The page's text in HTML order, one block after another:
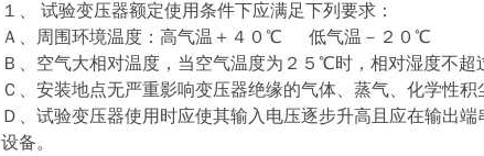
１、 试验变压器额定使用条件下应满足下列要求：
Ａ、周围环境温度：高气温＋４０℃ 低气温－２０℃
Ｂ、空气大相对温度，当空气温度为２５℃时，相对湿度不超
Ｃ、安装地点无严重影响变压器绝缘的气体、蒸气、化学性积
Ｄ、试验变压器使用时应使其输入电压逐步升高且应在输出
设备。